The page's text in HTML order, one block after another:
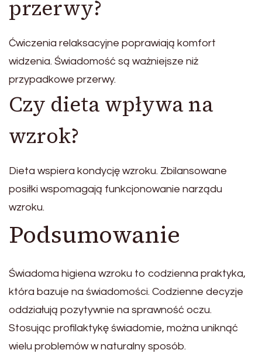
przerwy?
Ćwiczenia relaksacyjne poprawiają komfort
widzenia. Świadomość są ważniejsze niż
przypadkowe przerwy.
Czy dieta wpływa na
wzrok?
Dieta wspiera kondycję wzroku. Zbilansowane
posiłki wspomagają funkcjonowanie narządu
wzroku.
Podsumowanie
Świadoma higiena wzroku to codzienna praktyka,
która bazuje na świadomości. Codzienne decyzje
oddziałują pozytywnie na sprawność oczu.
Stosując profilaktykę świadomie, można uniknąć
wielu problemów w naturalny sposób.